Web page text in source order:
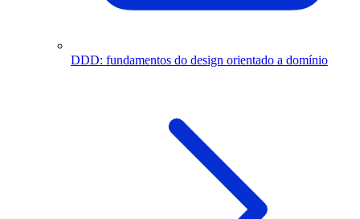
DDD: fundamentos do design orientado a domínio